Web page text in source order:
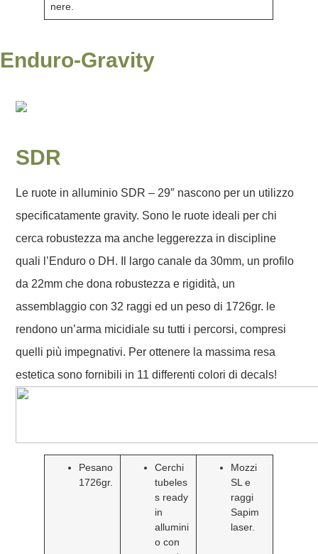
nere.
Enduro-Gravity
SDR
Le ruote in alluminio SDR – 29″ nascono per un utilizzo
specificatamente gravity. Sono le ruote ideali per chi
cerca robustezza ma anche leggerezza in discipline
quali l’Enduro o DH. Il largo canale da 30mm, un profilo
da 22mm che dona robustezza e rigidità, un
assemblaggio con 32 raggi ed un peso di 1726gr. le
rendono un’arma micidiale su tutti i percorsi, compresi
quelli più impegnativi. Per ottenere la massima resa
estetica sono fornibili in 11 differenti colori di decals!
Pesano
1726gr.
Cerchi
tubeles
s ready
in
allumini
o con
Mozzi
SL e
raggi
Sapim
laser.